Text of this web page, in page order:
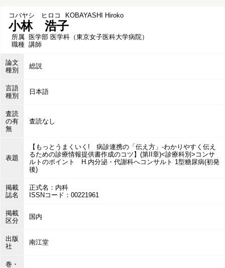
コバヤシ ヒロコ KOBAYASHI Hiroko
小林 浩子
所属 医学部 医学科（東京女子医科大学病院）
職種 講師
論文
種別
総説
言語
種別
日本語
査読
の有
無
査読なし
表題
【もっとうまくいく! 病診連携の「伝え方」-わかりやすく伝え
るための診療情報提供書作成のコツ】(第II章)<診療科別>コンサ
ルトのポイント H.内分泌・代謝科へコンサルト 1型糖尿病(初発
後)
掲載
誌名
正式名：内科
ISSNコード：00221961
掲載
区分
国内
出版
社
南江堂
巻・